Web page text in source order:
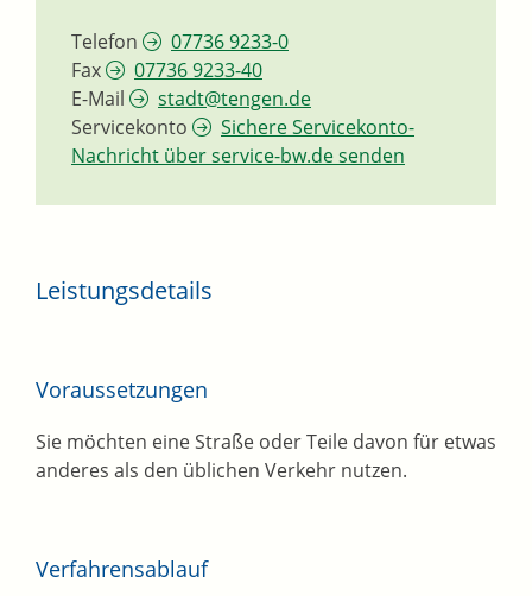
Telefon
07736 9233-0
Fax
07736 9233-40
E-Mail
stadt@tengen.de
Servicekonto
Sichere Servicekonto-
Nachricht über service-bw.de senden
Leistungsdetails
Voraussetzungen
Sie möchten eine Straße oder Teile davon für etwas
anderes als den üblichen Verkehr nutzen.
Verfahrensablauf